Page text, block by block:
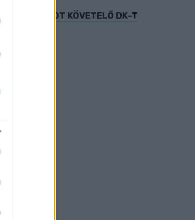
KÖVETELŐ DK-T